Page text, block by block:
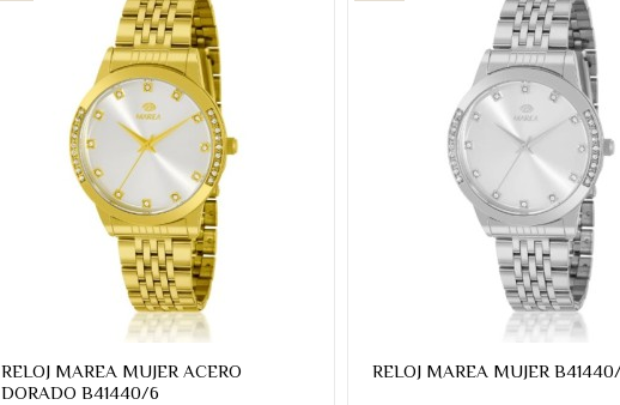
RELOJ MAREA MUJER ACERO
DORADO B41440/6
RELOJ MAREA MUJER